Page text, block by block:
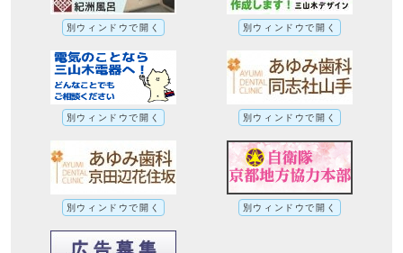
別ウィンドウで開く 別ウィンドウで開く
別ウィンドウで開く 別ウィンドウで開く
別ウィンドウで開く 別ウィンドウで開く